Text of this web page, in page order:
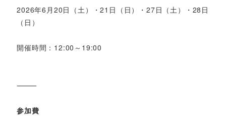
2026年6月20日（土）・21日（日）・27日（土）・28日
（日）
開催時間：12:00～19:00
⸻
参加費